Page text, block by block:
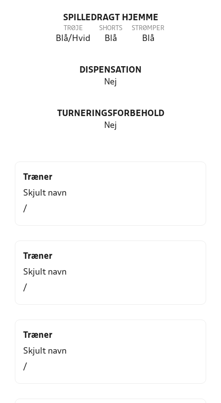
SPILLEDRAGT HJEMME
TRØJE
Blå/Hvid
SHORTS
Blå
STRØMPER
Blå
DISPENSATION
Nej
TURNERINGSFORBEHOLD
Nej
Træner
Skjult navn
/
Træner
Skjult navn
/
Træner
Skjult navn
/